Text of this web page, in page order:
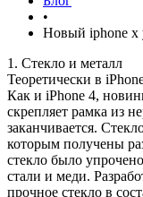
•
Новый iphone x
1. Стекло и металл
Теоретически в
Как и iPhone 4,
скрепляет рамка из
заканчивается.
которым получены
стекло было
стали и меди.
прочное стекло в